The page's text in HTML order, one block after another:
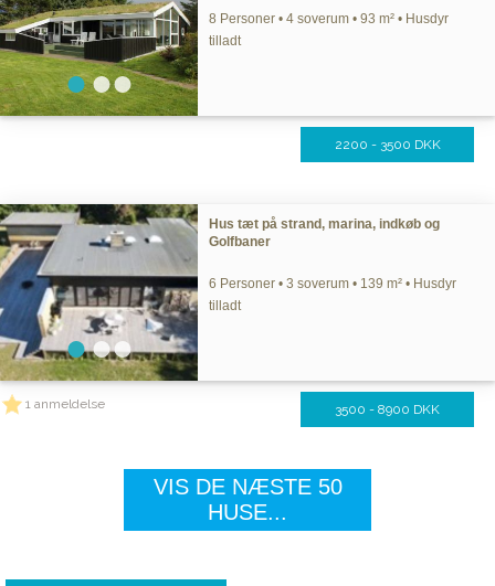
8 Personer • 4 soverum • 93 m² • Husdyr
tilladt
2200 - 3500 DKK
Hus tæt på strand, marina, indkøb og
Golfbaner
6 Personer • 3 soverum • 139 m² • Husdyr
tilladt
1 anmeldelse 3500 - 8900 DKK
VIS DE NÆSTE 50
HUSE...